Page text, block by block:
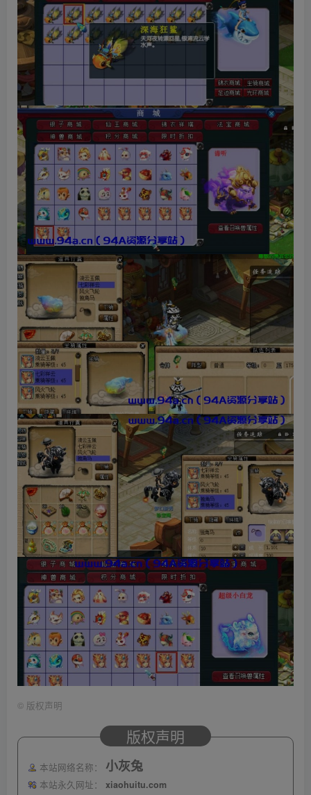
© 版权声明
版权声明
本站网络名称： 小灰兔
本站永久网址：
xiaohuitu.com